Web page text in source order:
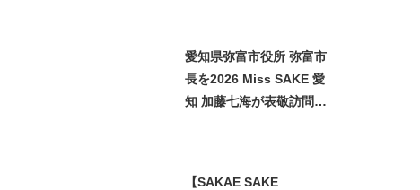
愛知県弥富市役所 弥富市
長を2026 Miss SAKE 愛
知 加藤七海が表敬訪問い
【SAKAE SAKE